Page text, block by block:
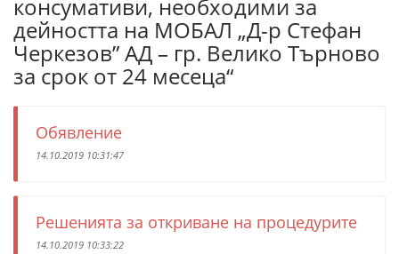
консумативи, необходими за
дейността на МОБАЛ „Д-р Стефан
Черкезов” АД – гр. Велико Търново
за срок от 24 месеца“
Обявление
14.10.2019 10:31:47
Решенията за откриване на процедурите
14.10.2019 10:33:22